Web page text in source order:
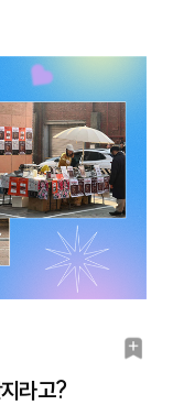
북
라고?